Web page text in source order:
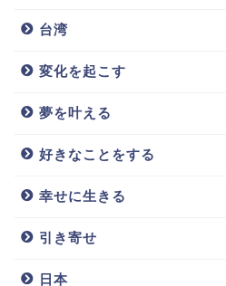
台湾
変化を起こす
夢を叶える
好きなことをする
幸せに生きる
引き寄せ
日本